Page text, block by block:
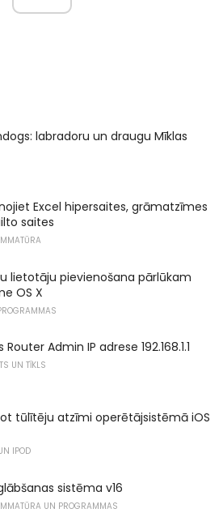
labradoru un draugu Mīklas
Excel hipersaites, grāmatzīmes
saites
lietotāju pievienošana pārlūkam
OS X
Router Admin IP adrese 192.168.1.1
UN TĪKLS
tūlītēju atzīmi operētājsistēmā iOS
IPOD
sistēma v16
UN PROGRAMMAS